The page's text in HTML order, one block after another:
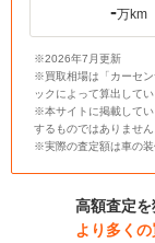
-万km
※2026年7月更新
※買取相場は「カーセ
ックによって算出してい
※本サイトに掲載して
するものではありません
※実際の査定額は車の装
高額査定を
より多く